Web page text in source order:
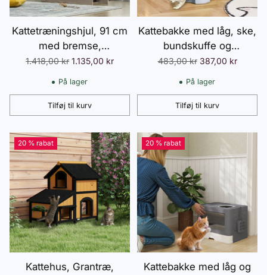
Kattetræningshjul, 91 cm
med bremse,
kradsebræt, kattehjul til
sund motion, afslapning,
Normalpris
1.418,00 kr 1.135,00 kr
På lager
Tilføj til kurv
Antal
Kattebakke med låg, ske,
bundskuffe og
indgangspedal til katte op
til 5 kg, 40,5 x 52 x 39
Normalpris
483,00 kr 387,00 kr
På lager
Tilføj til kurv
Antal
20 % rabat
Kattehus, Grantræ,
20 % rabat
Kattebakke med låg og